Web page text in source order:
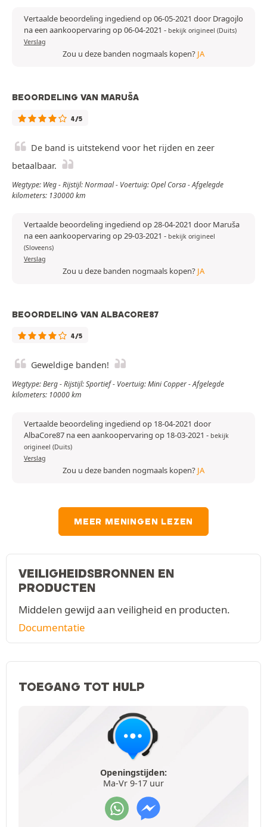
Vertaalde beoordeling ingediend op 06-05-2021 door Dragojlo
na een aankoopervaring op 06-04-2021 - bekijk origineel (Duits)
Verslag
Zou u deze banden nogmaals kopen? JA
BEOORDELING VAN MARUŠA
4/5
De band is uitstekend voor het rijden en zeer
betaalbaar.
Wegtype: Weg - Rijstijl: Normaal - Voertuig: Opel Corsa - Afgelegde
kilometers: 130000 km
Vertaalde beoordeling ingediend op 28-04-2021 door Maruša
na een aankoopervaring op 29-03-2021 - bekijk origineel
(Sloveens)
Verslag
Zou u deze banden nogmaals kopen? JA
BEOORDELING VAN ALBACORE87
4/5
Geweldige banden!
Wegtype: Berg - Rijstijl: Sportief - Voertuig: Mini Copper - Afgelegde
kilometers: 10000 km
Vertaalde beoordeling ingediend op 18-04-2021 door
AlbaCore87 na een aankoopervaring op 18-03-2021 - bekijk
origineel (Duits)
Verslag
Zou u deze banden nogmaals kopen? JA
MEER MENINGEN LEZEN
VEILIGHEIDSBRONNEN EN
PRODUCTEN
Middelen gewijd aan veiligheid en producten.
Documentatie
TOEGANG TOT HULP
Openingstijden:
Ma-Vr 9-17 uur